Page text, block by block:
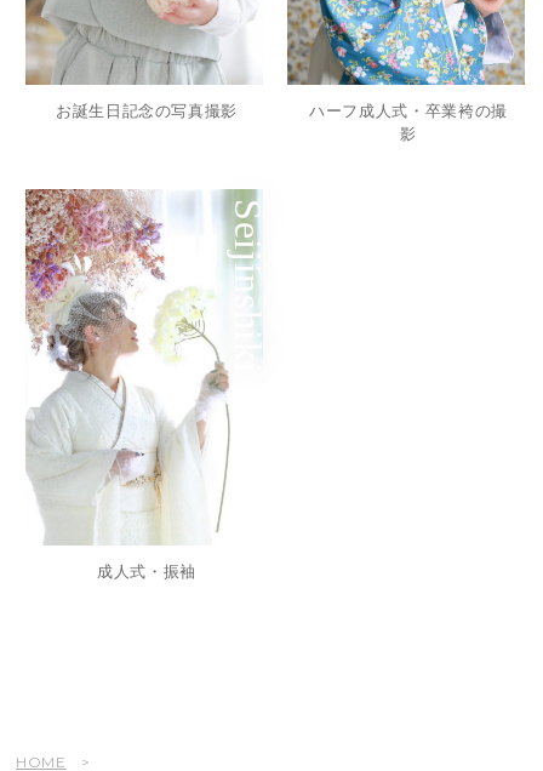
お誕生日記念の写真撮影
ハーフ成人式・卒業袴の撮
影
Seijinshiki
成人式・振袖
HOME